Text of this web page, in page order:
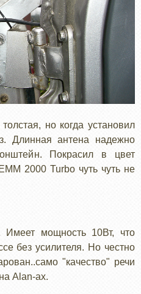
но когда установил
Длинная антена надежно
Покрасил в цвет
2000 Turbo чуть чуть не
Имеет мощность 10Вт, что
без усилителя. Но честно
"качество" речи
Alan-ах.